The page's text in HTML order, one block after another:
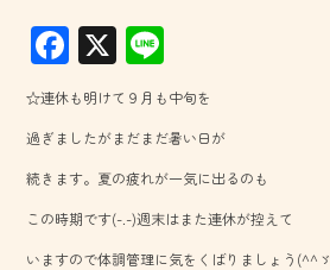
F
ac
e
b
o
ok
X
ne
☆連休も明けて９月も中旬を
過ぎましたがまだまだ暑い日が
続きます。夏の疲れが一気に出るのも
この時期です(-.-)週末はまた連休が控えて
いますので体調管理に気をくばりましょう(^^ゞ